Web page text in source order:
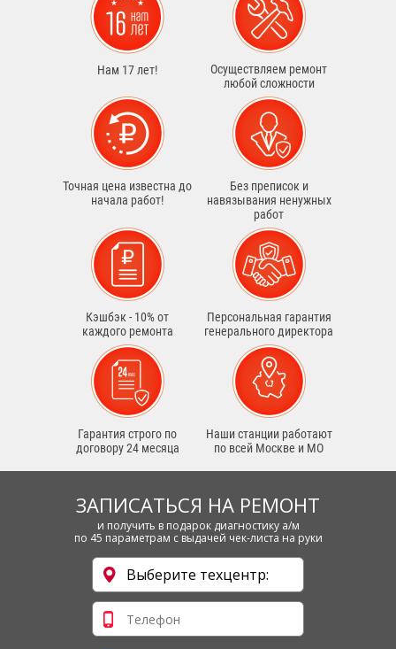
Нам 17 лет!
Осуществляем ремонт
любой сложности
Точная цена известна до
начала работ!
Без преписок и
навязывания ненужных
работ
Кэшбэк - 10% от
каждого ремонта
Персональная гарантия
генерального директора
Гарантия строго по
договору 24 месяца
Наши станции работают
по всей Москве и МО
ЗАПИСАТЬСЯ НА РЕМОНТ
и получить в подарок диагностику а/м
по 45 параметрам с выдачей чек-листа на руки